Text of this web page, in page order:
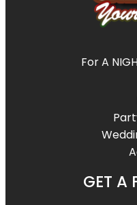
For A
GET A